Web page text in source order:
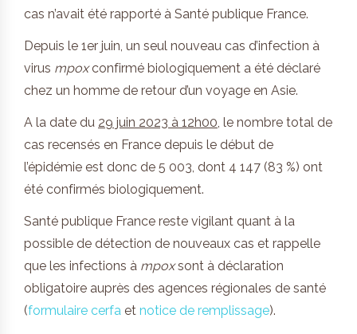
cas n’avait été rapporté à Santé publique France.
Depuis le 1er juin, un seul nouveau cas d’infection à
virus mpoxconfirmé biologiquement a été déclaré
chez un homme de retour d’un voyage en Asie.
A la date du 29 juin 2023 à 12h00, le nombre total de
cas recensés en France depuis le début de
l’épidémie est donc de 5 003, dont 4 147 (83 %) ont
été confirmés biologiquement.
Santé publique France reste vigilant quant à la
possible de détection de nouveaux cas et rappelle
que les infections à mpoxsont à déclaration
obligatoire auprès des agences régionales de santé
(formulaire cerfa et notice de remplissage).